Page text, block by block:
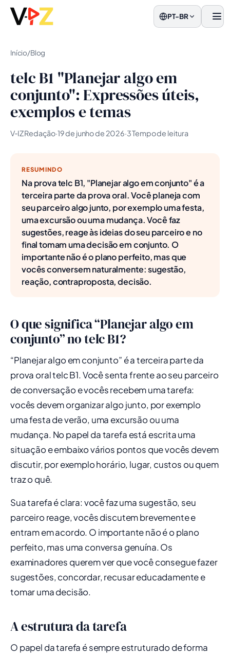
PT-BR
Início/Blog
telc B1 "Planejar algo em
conjunto": Expressões úteis,
exemplos e temas
V‑IZ Redação·19 de junho de 2026·3 Tempo de leitura
RESUMINDO
Na prova telc B1, "Planejar algo em conjunto" é a
terceira parte da prova oral. Você planeja com
seu parceiro algo junto, por exemplo uma festa,
uma excursão ou uma mudança. Você faz
sugestões, reage às ideias do seu parceiro e no
final tomam uma decisão em conjunto. O
importante não é o plano perfeito, mas que
vocês conversem naturalmente: sugestão,
reação, contraproposta, decisão.
O que significa “Planejar algo em
conjunto” no telc B1?
“Planejar algo em conjunto” é a terceira parte da
prova oral telc B1. Você senta frente ao seu parceiro
de conversação e vocês recebem uma tarefa:
vocês devem organizar algo junto, por exemplo
uma festa de verão, uma excursão ou uma
mudança. No papel da tarefa está escrita uma
situação e embaixo vários pontos que vocês devem
discutir, por exemplo horário, lugar, custos ou quem
traz o quê.
Sua tarefa é clara: você faz uma sugestão, seu
parceiro reage, vocês discutem brevemente e
entram em acordo. O importante não é o plano
perfeito, mas uma conversa genuína. Os
examinadores querem ver que você consegue fazer
sugestões, concordar, recusar educadamente e
tomar uma decisão.
A estrutura da tarefa
O papel da tarefa é sempre estruturado de forma